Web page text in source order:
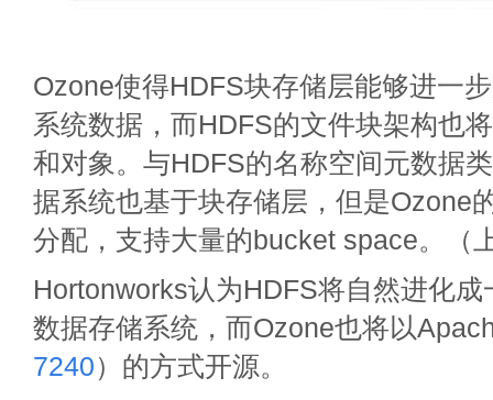
Ozone使得HDFS块存储层能够进一
系统数据，而HDFS的文件块架构也
和对象。与HDFS的名称空间元数据
据系统也基于块存储层，但是Ozone
分配，支持大量的bucket space。（
Hortonworks认为HDFS将自然进化
数据存储系统，而Ozone也将以
7240）的方式开源。